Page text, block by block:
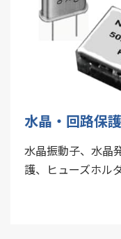
水晶・回路保
水晶振動子、水晶
護、ヒューズホル